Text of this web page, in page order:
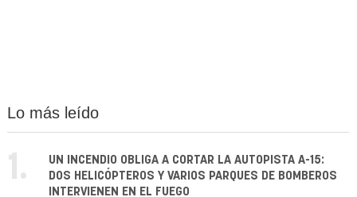
Lo más leído
1.
UN INCENDIO OBLIGA A CORTAR LA AUTOPISTA A-15:
DOS HELICÓPTEROS Y VARIOS PARQUES DE BOMBEROS
INTERVIENEN EN EL FUEGO